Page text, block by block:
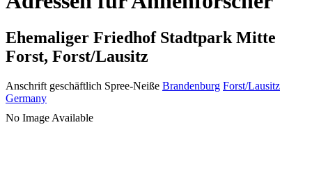
Ehemaliger Friedhof Stadtpark Mitte
Forst, Forst/Lausitz
Anschrift geschäftlich Spree-Neiße Brandenburg Forst/Lausitz
Germany
No Image Available